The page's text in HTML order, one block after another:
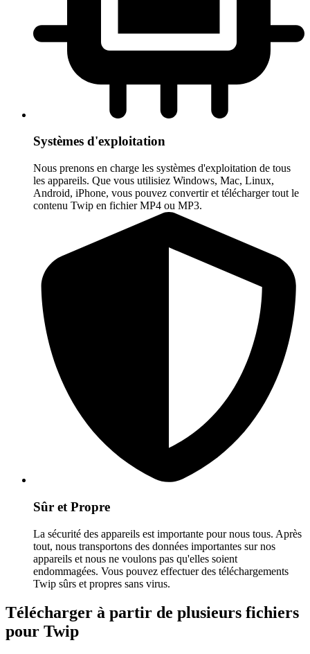
Systèmes d'exploitation
Nous prenons en charge les systèmes d'exploitation de tous
les appareils. Que vous utilisiez Windows, Mac, Linux,
Android, iPhone, vous pouvez convertir et télécharger tout le
contenu Twip en fichier MP4 ou MP3.
Sûr et Propre
La sécurité des appareils est importante pour nous tous. Après
tout, nous transportons des données importantes sur nos
appareils et nous ne voulons pas qu'elles soient
endommagées. Vous pouvez effectuer des téléchargements
Twip sûrs et propres sans virus.
Télécharger à partir de plusieurs fichiers
pour Twip